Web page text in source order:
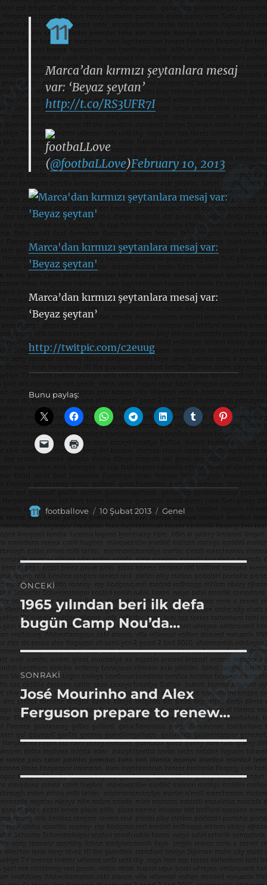
Marca’dan kırmızı şeytanlara mesaj
var: ‘Beyaz şeytan’
http://t.co/RS3UFR7I
footbaLLove
(@footbaLLove)February 10, 2013
Marca'dan kırmızı şeytanlara mesaj var:
'Beyaz şeytan'
Marca’dan kırmızı şeytanlara mesaj var:
‘Beyaz şeytan’
http://twitpic.com/c2euug
Bunu paylaş:
Yazar
footballove
Yayın
10 Şubat 2013 Kategoriler
Genel
Yazı
gezinmesi
ÖNCEKI
Önceki
yazı:
1965 yılından beri ilk defa
bugün Camp Nou’da…
SONRAKI
Sonraki
yazı:
José Mourinho and Alex
Ferguson prepare to renew…